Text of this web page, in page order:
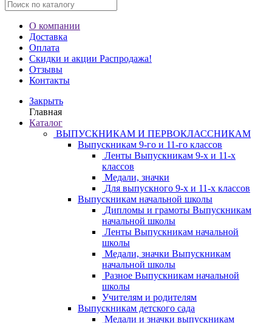
О компании
Доставка
Оплата
Скидки и акции Распродажа!
Отзывы
Контакты
Закрыть
Главная
Каталог
ВЫПУСКНИКАМ И ПЕРВОКЛАССНИКАМ
Выпускникам 9-го и 11-го классов
Ленты Выпускникам 9-х и 11-х
классов
Медали, значки
Для выпускного 9-х и 11-х классов
Выпускникам начальной школы
Дипломы и грамоты Выпускникам
начальной школы
Ленты Выпускникам начальной
школы
Медали, значки Выпускникам
начальной школы
Разное Выпускникам начальной
школы
Учителям и родителям
Выпускникам детского сада
Медали и значки выпускникам